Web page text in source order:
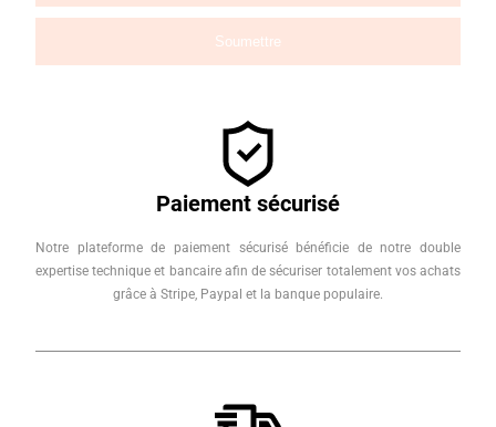
Paiement sécurisé
Notre plateforme de paiement sécurisé bénéficie de notre double
expertise technique et bancaire afin de sécuriser totalement vos achats
grâce à Stripe, Paypal et la banque populaire.